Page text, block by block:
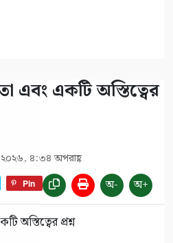
এবং একটি অস্তিত্বের
৪:৩৪ অপরাহ্ণ
Pin অ- অ+